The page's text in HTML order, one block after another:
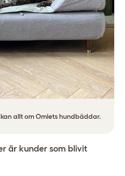
allt om Omlets hundbäddar.
är kunder som blivit